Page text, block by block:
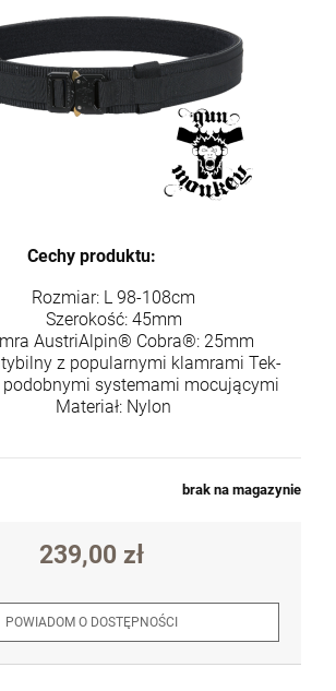
Cechy produktu:
Rozmiar: L 98-108cm
Szerokość: 45mm
AustriAlpin® Cobra®: 25mm
z popularnymi klamrami Tek-
systemami mocującymi
Materiał: Nylon
brak na magazynie
239,00 zł
POWIADOM O DOSTĘPNOŚCI